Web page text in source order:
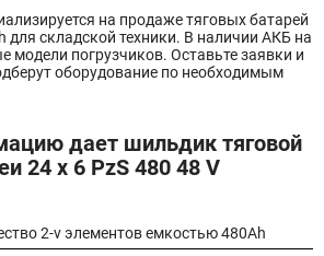
на продаже тяговых батарей
для складской техники. В наличии АКБ на
модели погрузчиков. Оставьте заявки и
оборудование по необходимым
дает шильдик тяговой
24 x 6 PzS 480 48 V
2-v элементов емкостью 480Ah